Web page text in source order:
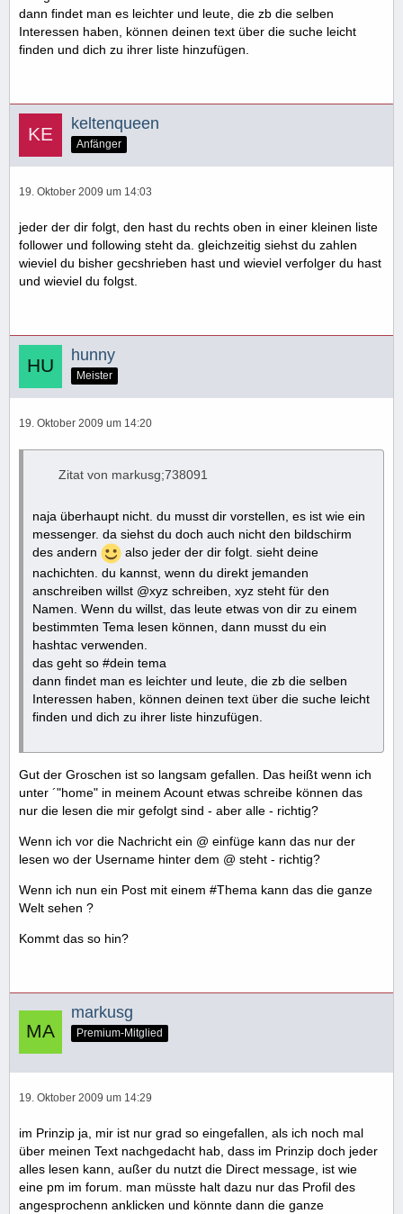
dann findet man es leichter und leute, die zb die selben
Interessen haben, können deinen text über die suche leicht
finden und dich zu ihrer liste hinzufügen.
keltenqueen
Anfänger
19. Oktober 2009 um 14:03
jeder der dir folgt, den hast du rechts oben in einer kleinen liste
follower und following steht da. gleichzeitig siehst du zahlen
wieviel du bisher gecshrieben hast und wieviel verfolger du hast
und wieviel du folgst.
hunny
Meister
19. Oktober 2009 um 14:20
Zitat von markusg;738091
naja überhaupt nicht. du musst dir vorstellen, es ist wie ein
messenger. da siehst du doch auch nicht den bildschirm
des andern
also jeder der dir folgt. sieht deine
nachichten. du kannst, wenn du direkt jemanden
anschreiben willst @xyz schreiben, xyz steht für den
Namen. Wenn du willst, das leute etwas von dir zu einem
bestimmten Tema lesen können, dann musst du ein
hashtac verwenden.
das geht so #dein tema
dann findet man es leichter und leute, die zb die selben
Interessen haben, können deinen text über die suche leicht
finden und dich zu ihrer liste hinzufügen.
Gut der Groschen ist so langsam gefallen. Das heißt wenn ich
unter ´"home" in meinem Acount etwas schreibe können das
nur die lesen die mir gefolgt sind - aber alle - richtig?
Wenn ich vor die Nachricht ein @ einfüge kann das nur der
lesen wo der Username hinter dem @ steht - richtig?
Wenn ich nun ein Post mit einem #Thema kann das die ganze
Welt sehen ?
Kommt das so hin?
markusg
Premium-Mitglied
19. Oktober 2009 um 14:29
im Prinzip ja, mir ist nur grad so eingefallen, als ich noch mal
über meinen Text nachgedacht hab, dass im Prinzip doch jeder
alles lesen kann, außer du nutzt die Direct message, ist wie
eine pm im forum. man müsste halt dazu nur das Profil des
angesprochenn anklicken und könnte dann die ganze